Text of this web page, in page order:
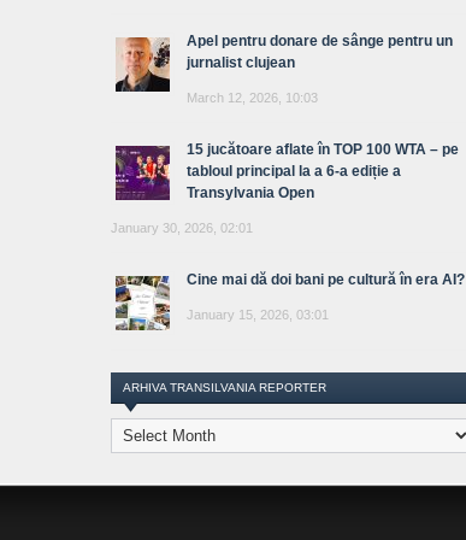
Apel pentru donare de sânge pentru un
jurnalist clujean
March 12, 2026, 10:03
15 jucătoare aflate în TOP 100 WTA – pe
tabloul principal la a 6-a ediție a
Transylvania Open
January 30, 2026, 02:01
Cine mai dă doi bani pe cultură în era AI?
January 15, 2026, 03:01
ARHIVA TRANSILVANIA REPORTER
Arhiva
Transilvania